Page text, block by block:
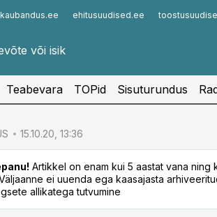
kaubandus.ee ehitusuudised.ee
Infopank
Teabevara TOPid Sisuturundus
15.10.20, 13:36
Artikkel on enam kui 5 aastat vana ning
ei uuenda ega kaasajasta
allikatega tutvumine